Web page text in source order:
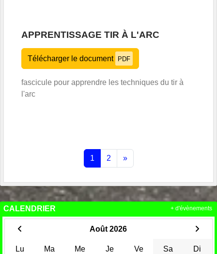
APPRENTISSAGE TIR À L'ARC
Télécharger le document PDF
fascicule pour apprendre les techniques du tir à
l'arc
1 2 »
CALENDRIER
Août 2026
Lu Ma Me Je Ve Sa Di
+ d'évènements